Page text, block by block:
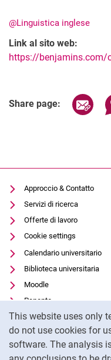
This website uses only
do not use cookies for
software. The analysis
@Linguistica inglese
Link al sito web:
https://benjamins.com/
Share page:
Approccio & Contatto
Servizi di ricerca
Offerte di lavoro
Cookie settings
Calendario universitario
Biblioteca universitaria
Moodle
Panopto
Protezione dei dati
Accessibilità
Utilizzo trasparente